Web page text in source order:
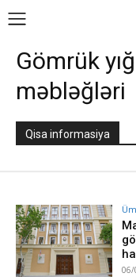
Gömrük
məbləğləri
Qisa informasiya
06/